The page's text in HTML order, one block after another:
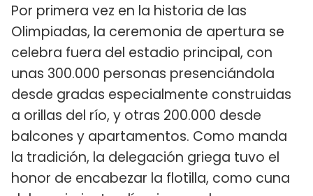
Por primera vez en la historia de las
Olimpiadas, la ceremonia de apertura se
celebra fuera del estadio principal, con
unas 300.000 personas presenciándola
desde gradas especialmente construidas
a orillas del río, y otras 200.000 desde
balcones y apartamentos. Como manda
la tradición, la delegación griega tuvo el
honor de encabezar la flotilla, como cuna